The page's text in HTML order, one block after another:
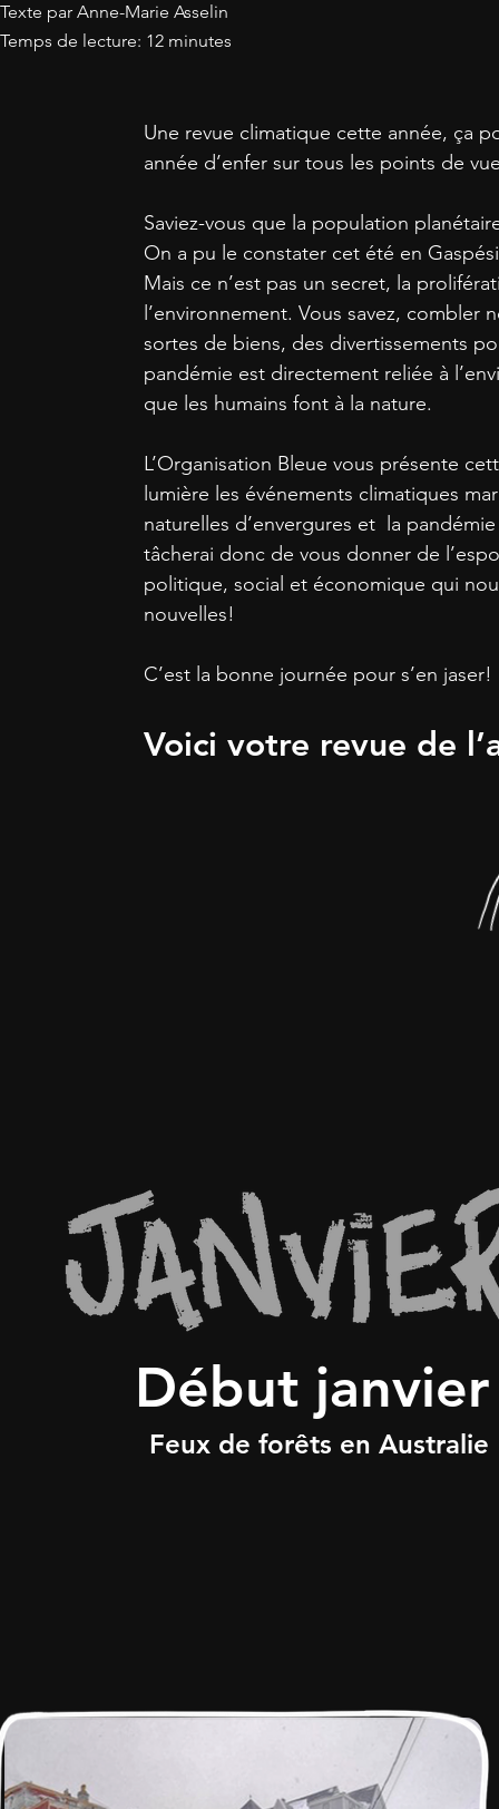
Texte par Anne-Marie Asselin
Temps de lecture: 12 minutes
Une revue climatique cette année, ça
année d’enfer sur tous les points de
Saviez-vous que la population
On a pu le constater cet été en
Mais ce n’est pas un secret, la
l’environnement. Vous savez,
sortes de biens, des divertissements
pandémie est directement reliée à
que les humains font à la nature.
L’Organisation Bleue vous présente
lumière les événements climatiques
naturelles d’envergures et la
tâcherai donc de vous donner de
politique, social et économique qui
nouvelles!
C’est la bonne journée pour s’en jaser!
Voici votre revue de
Début janvier
Feux de forêts en Australie